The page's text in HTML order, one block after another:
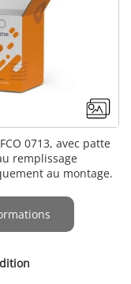
0713, avec patte
remplissage
au montage.